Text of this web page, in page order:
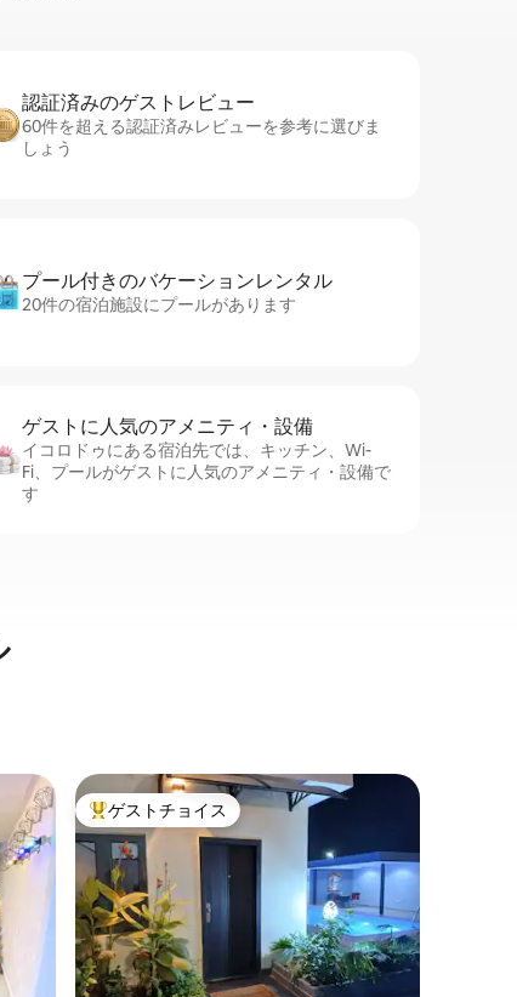
認証済みのゲ⁠ス⁠ト⁠レ⁠ビ⁠ュ⁠ー
60件を超える認証済みレビューを参考に選びま
しょう
プール付きのバ⁠ケ⁠ー⁠シ⁠ョ⁠ンレ⁠ン⁠タ⁠ル
20件の宿泊施設にプールがあります
ゲストに人⁠気⁠のア⁠メ⁠ニ⁠テ⁠ィ・設⁠備
イコロドゥにある宿泊先では、キッチン、Wi-
Fi、プールがゲストに人気のアメニティ・設備で
す
大好評のゲストチョイスです。
ゲストチョイス